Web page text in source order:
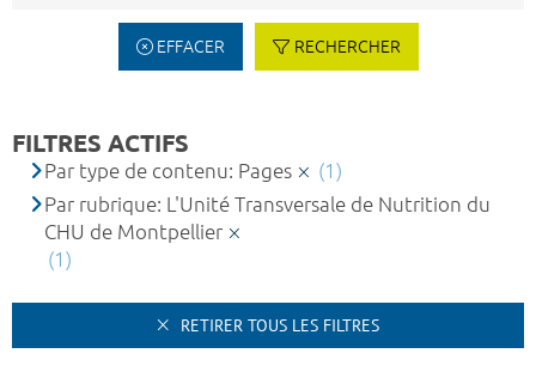
EFFACER RECHERCHER
FILTRES ACTIFS
Par type de contenu: Pages
(1)
Par rubrique: L'Unité Transversale de Nutrition du
CHU de Montpellier
(1)
RETIRER TOUS LES FILTRES